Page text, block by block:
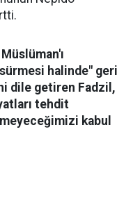
halinde" geri
dile getiren Fadzil,
tehdit
kabul